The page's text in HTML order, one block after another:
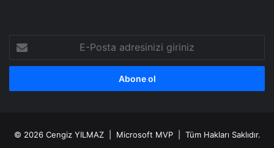
Posta
adresinizi
© 2026 Cengiz YILMAZ| Microsoft MVP | Tüm Hakları Saklıdır.